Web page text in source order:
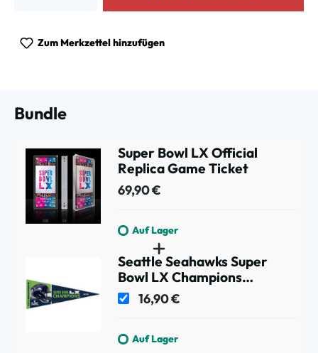
Zum Merkzettel hinzufügen
Bundle
Super Bowl LX Official
Replica Game Ticket
69,90 €
Auf Lager
Seattle Seahawks Super
Bowl LX Champions
Premium NFL Wimpel
16,90 €
Auf Lager